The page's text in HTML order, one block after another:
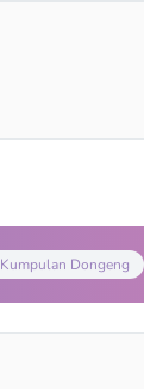
Kumpulan Dongeng